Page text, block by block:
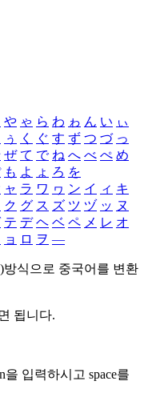
や ゃ ら わ ゎ ん い ぃ
ぅ く ぐ す ず つ づ っ
ぜ て で ね へ べ ぺ め
も よ ょ ろ を
ャ ラ ワ ヮ ン イ ィ キ
ク グ ス ズ ツ ヅ ッ ヌ
テ デ ヘ ベ ペ メ レ オ
ョ ロ ヲ ―
방식으로 중국어를 변환
됩니다.
을 입력하시고 space를